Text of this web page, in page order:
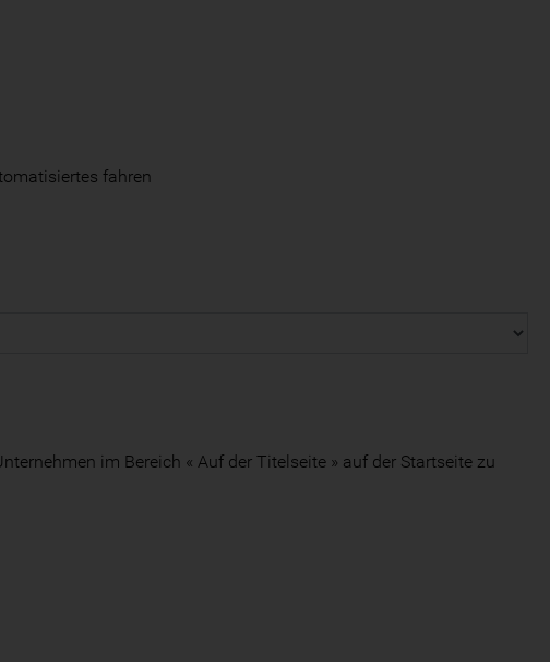
fahren
im Bereich « Auf der Titelseite » auf der Startseite zu